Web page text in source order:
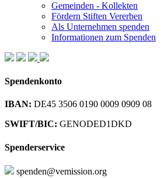
Gemeinden - Kollekten
Fördern Stiften Vererben
Als Unternehmen spenden
Informationen zum Spenden
Spendenkonto
IBAN: DE45 3506 0190 0009 0909 08
SWIFT/BIC: GENODED1DKD
Spenderservice
spenden@vemission.org